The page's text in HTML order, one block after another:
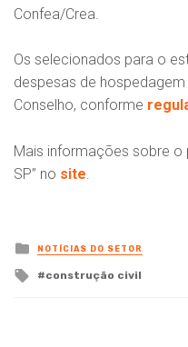
Confea/Crea.
Os selecionados para o
despesas de
Conselho, conforme
Mais informações sobre o
SP” no site.
Posted
in
NOTÍCIAS DO SETOR
Tagged
construção civil